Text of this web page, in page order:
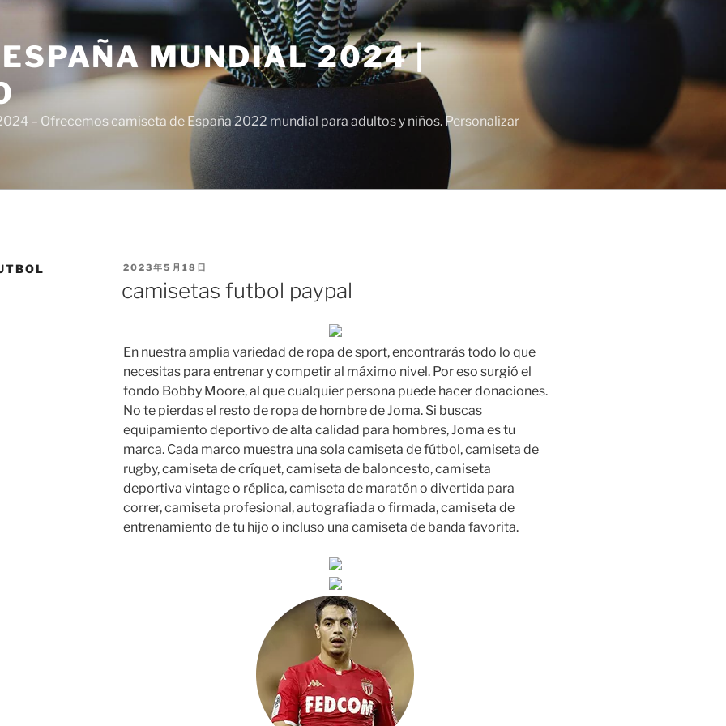
MUNDIAL 2024 |
– Ofrecemos camiseta de España 2022 mundial para adultos y niños. Personalizar
PUBLICADO
2023年5月18日
camisetas futbol paypal
En nuestra amplia variedad de ropa de sport, encontrarás todo lo que
necesitas para entrenar y competir al máximo nivel. Por eso surgió el
fondo Bobby Moore, al que cualquier persona puede hacer donaciones.
No te pierdas el resto de ropa de hombre de Joma. Si buscas
equipamiento deportivo de alta calidad para hombres, Joma es tu
marca. Cada marco muestra una sola camiseta de fútbol, camiseta de
rugby, camiseta de críquet, camiseta de baloncesto, camiseta
deportiva vintage o réplica, camiseta de maratón o divertida para
correr, camiseta profesional, autografiada o firmada, camiseta de
entrenamiento de tu hijo o incluso una camiseta de banda favorita.